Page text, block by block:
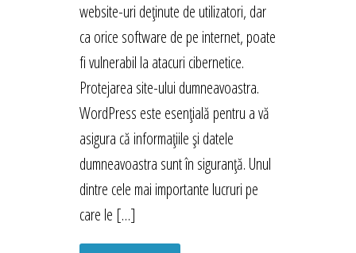
website-uri deținute de utilizatori, dar
ca orice software de pe internet, poate
fi vulnerabil la atacuri cibernetice.
Protejarea site-ului dumneavoastra.
WordPress este esențială pentru a vă
asigura că informațiile și datele
dumneavoastra sunt în siguranță. Unul
dintre cele mai importante lucruri pe
care le […]